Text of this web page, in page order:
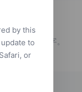
，轻松选字。
by this
to
or